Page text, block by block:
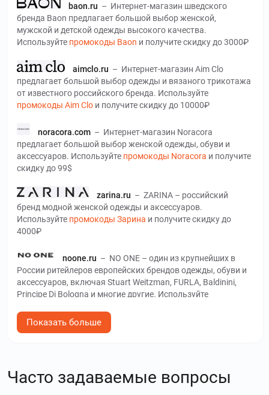
baon.ru – Интернет-магазин шведского
бренда Baon предлагает большой выбор женской,
мужской и детской одежды высокого качества.
Используйте промокоды Baon и получите скидку до 3000₽
aimclo.ru – Интернет-магазин Aim Clo
предлагает большой выбор одежды и вязаного трикотажа
от известного российского бренда. Используйте
промокоды Aim Clo и получите скидку до 10000₽
noracora.com– Интернет-магазин Noracora
предлагает большой выбор женской одежды, обуви и
аксессуаров. Используйте промокоды Noracora и получите
скидку до 99$
zarina.ru – ZARINA – российский
бренд модной женской одежды и аксессуаров.
Используйте промокоды Зарина и получите скидку до
4000₽
noone.ru – NO ONE – один из крупнейших в
России ритейлеров европейских брендов одежды, обуви и
аксессуаров, включая Stuart Weitzman, FURLA, Baldinini,
Principe Di Bologna и многие другие. Используйте
tvoe.ru–Официальный интернет-магазин бренда
промокоды ТВОЕ
Показать больше
Часто задаваемые вопросы